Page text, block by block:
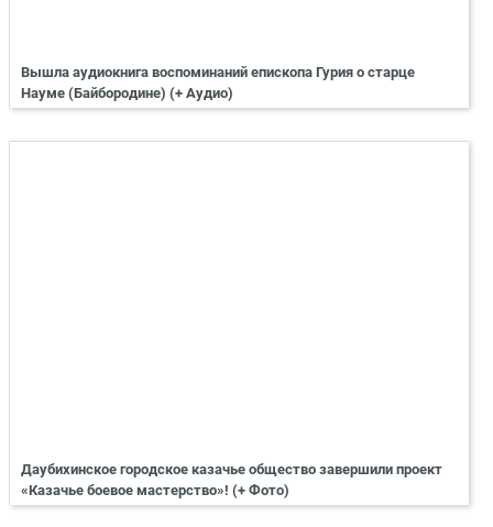
Вышла аудиокнига воспоминаний епископа Гурия о старце
Науме (Байбородине) (+ Аудио)
Даубихинское городское казачье общество завершили проект
«Казачье боевое мастерство»! (+ Фото)